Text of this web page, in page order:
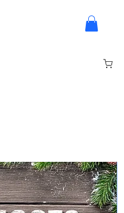
Log In